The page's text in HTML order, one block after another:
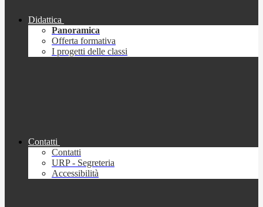
Didattica
Panoramica
Offerta formativa
I progetti delle classi
Contatti
Contatti
URP - Segreteria
Accessibilità